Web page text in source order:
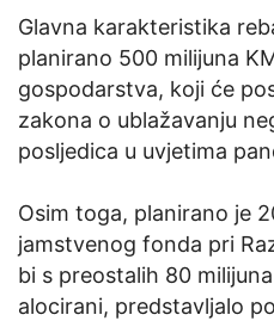
Glavna karakteristika
planirano 500 milijuna
gospodarstva, koji će
zakona o ublažavanju
posljedica u uvjetima
Osim toga, planirano je
jamstvenog fonda pri
bi s preostalih 80
alocirani, predstavljalo